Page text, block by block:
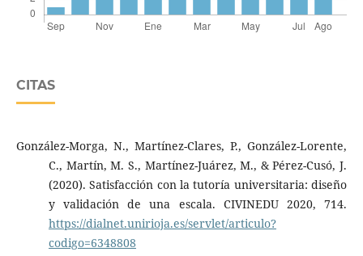
CITAS
González-Morga, N., Martínez-Clares, P., González-Lorente,
C., Martín, M. S., Martínez-Juárez, M., & Pérez-Cusó, J.
(2020). Satisfacción con la tutoría universitaria: diseño
y validación de una escala. CIVINEDU 2020, 714.
https://dialnet.unirioja.es/servlet/articulo?
codigo=6348808